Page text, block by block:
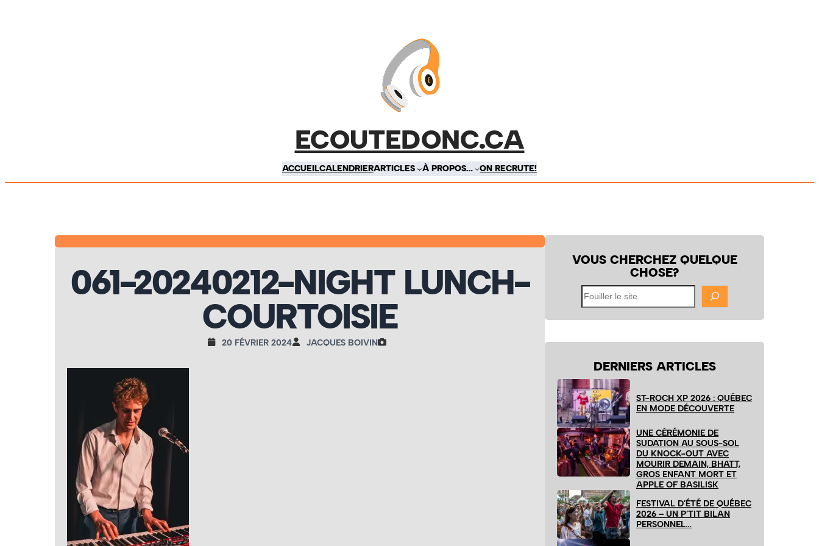
ECOUTEDONC.CA
ACCUEILCALENDRIERARTICLES À PROPOS… ON RECRUTE!
061-20240212-NIGHT LUNCH-
COURTOISIE
20 FÉVRIER 2024 JACQUES BOIVIN
VOUS CHERCHEZ QUELQUE
CHOSE?
Fouiller
le
site
DERNIERS ARTICLES
ST-ROCH XP 2026 : QUÉBEC
EN MODE DÉCOUVERTE
UNE CÉRÉMONIE DE
SUDATION AU SOUS-SOL
DU KNOCK-OUT AVEC
MOURIR DEMAIN, BHATT,
GROS ENFANT MORT ET
APPLE OF BASILISK
FESTIVAL D’ÉTÉ DE QUÉBEC
2026 – UN P’TIT BILAN
PERSONNEL…